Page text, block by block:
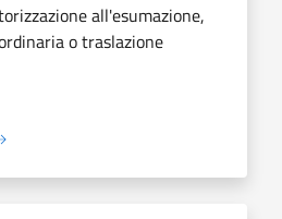
all'esumazione,
o traslazione